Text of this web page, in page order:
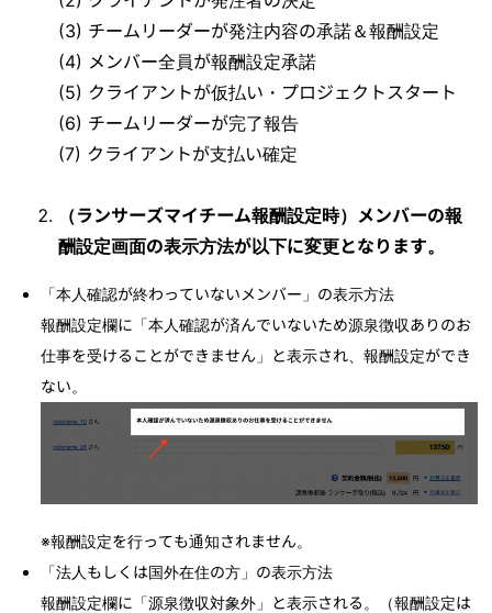
(3) チームリーダーが発注内容の承諾＆報酬設定
(4) メンバー全員が報酬設定承諾
(5) クライアントが仮払い・プロジェクトスタート
(6) チームリーダーが完了報告
(7) クライアントが支払い確定
（ランサーズマイチーム報酬設定時）メンバーの報
酬設定画面の表示方法が以下に変更となります。
「本人確認が終わっていないメンバー」の表示方法
報酬設定欄に「本人確認が済んでいないため源泉徴収ありのお
仕事を受けることができません」と表示され、報酬設定ができ
ない。
※報酬設定を行っても通知されません。
「法人もしくは国外在住の方」の表示方法
報酬設定欄に「源泉徴収対象外」と表示される。（報酬設定は